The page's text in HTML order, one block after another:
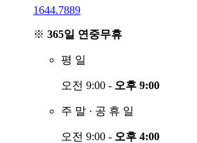
1644.7889
※ 365일 연중무휴
평 일
오전 9:00 - 오후 9:00
주 말 · 공 휴 일
오전 9:00 - 오후 4:00